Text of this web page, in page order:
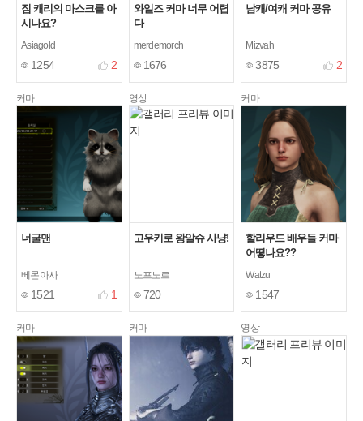
짐 캐리의 마스크를 아
시나요?
Asiagold
1254 2
와일즈 커마 너무 어렵
다
merdemorch
1676
남캐/여캐 커마 공유
Mizvah
3875 2
커마
너굴맨
베몬아사
1521 1
영상
고우키로 왕알슈 사냥!
노프노르
720
커마
할리우드 배우들 커마
어떻나요??
Watzu
1547
커마 커마 영상